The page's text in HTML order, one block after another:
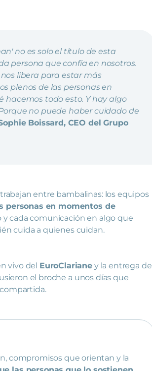
no es solo el título de esta
persona que confía en nosotros.
libera para estar más
plenos de las personas en
hacemos todo esto. Y hay algo
no puede haber cuidado de
Boissard, CEO del Grupo
entre bambalinas: los equipos
personas en momentos de
cada comunicación en algo que
cuida a quienes cuidan.
vivo del EuroClariane y la entrega de
el broche a unos días que
compromisos que orientan y la